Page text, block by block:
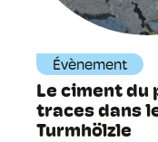
Évènement
Le ciment du
traces dans
Turmhölzle